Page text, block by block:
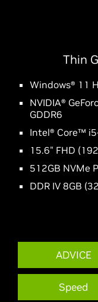
Thin
Windows® 11
NVIDIA®
GDDR6
Intel® Core™
15.6" FHD
512GB NVMe
DDR IV 8GB
ADVICE
Speed